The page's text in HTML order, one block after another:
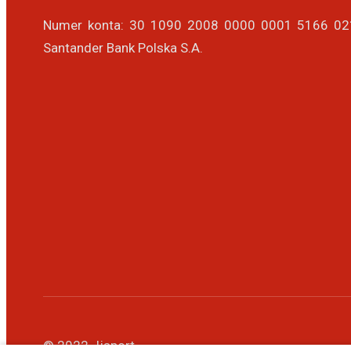
Numer konta: 30 1090 2008 0000 0001 5166
Santander Bank Polska S.A.
© 2022 Jjsport